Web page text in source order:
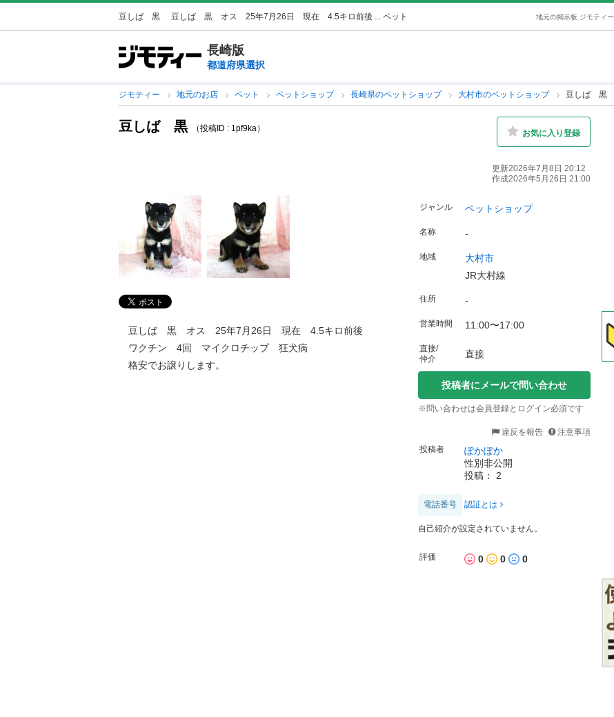
豆しば 黒 豆しば 黒 オス 25年7月26日 現在 4.5キロ前後 ... ペット 地元の掲示板 ジモティー
長崎版
都道府県選択
ジモティー 地元のお店 ペット ペットショップ 長崎県のペットショップ 大村市のペットショップ 豆しば 黒
豆しば 黒 （投稿ID : 1pf9ka） お気に入り登録
更新2026年7月8日 20:12
作成2026年5月26日 21:00
豆しば 黒 オス 25年7月26日 現在 4.5キロ前後
ワクチン 4回 マイクロチップ 狂犬病
格安でお譲りします。
ジャンル ペットショップ
名称 -
地域
大村市
JR大村線
住所 -
営業時間 11:00〜17:00
直接/
仲介
直接
投稿者にメールで問い合わせ
※問い合わせは会員登録とログイン必須です
違反を報告
注意事項
投稿者
ぽかぽか
性別非公開
投稿： 2
電話番号 認証とは
自己紹介が設定されていません。
評価 0 0 0